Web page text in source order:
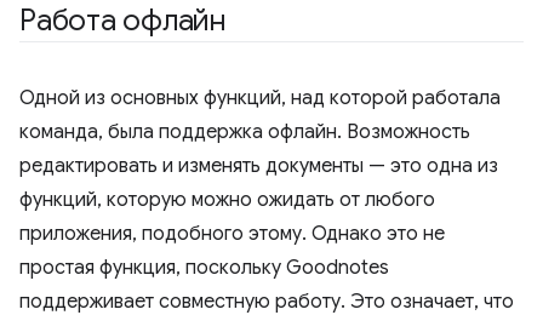
Работа офлайн
Одной из основных функций, над которой работала
команда, была поддержка офлайн. Возможность
редактировать и изменять документы — это одна из
функций, которую можно ожидать от любого
приложения, подобного этому. Однако это не
простая функция, поскольку Goodnotes
поддерживает совместную работу. Это означает, что